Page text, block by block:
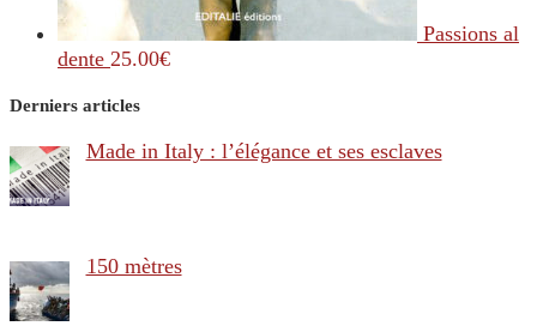
Passions al
dente 25.00€
Derniers articles
Made in Italy : l’élégance et ses esclaves
150 mètres